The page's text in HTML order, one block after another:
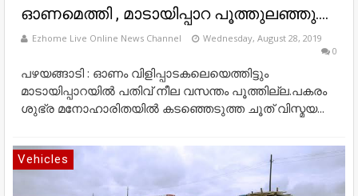
ഓണമെത്തി , മാടായിപ്പാറ പൂത്തുലഞ്ഞു....
Ezhome Live Online News Channel
Wednesday, August 28, 2019
0
പഴയങ്ങാടി : ഓണം വിളിപ്പാടകലെയെത്തിട്ടും
മാടായിപ്പാറയില്‍ പതിവ് നീല വസന്തം പൂത്തില്ല.പകരം
ശുഭ്ര മനോഹാരിതയില്‍ കടഞ്ഞെടുത്ത ചൂത് വിസ്മയ...
Vehicles